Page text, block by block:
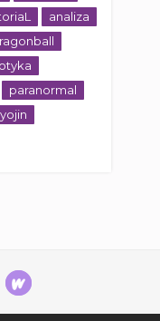
analiza
paranormal